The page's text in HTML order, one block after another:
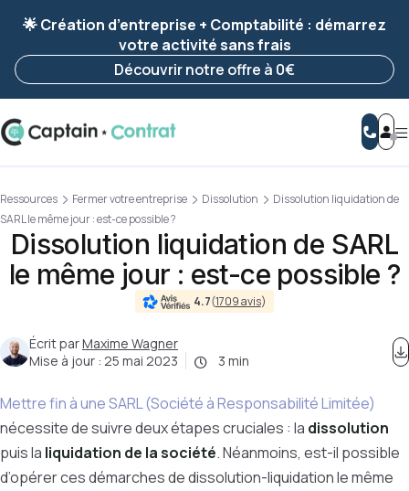
enregistrée 🚀
Reprendre ma démarche
🌟 Création d’entreprise + Comptabilité : démarrez
votre activité sans frais
Découvrir notre offre à 0€
Ressources Fermer votre entreprise Dissolution
Dissolution liquidation de
SARL le même jour : est-ce possible ?
Dissolution liquidation de SARL
le même jour : est-ce possible ?
4.7(1709 avis)
Écrit parMaxime Wagner
Mise à jour : 25 mai 2023 3 min
Mettre fin à une SARL (Société à Responsabilité Limitée)
nécessite de suivre deux étapes cruciales : la dissolution
puis la liquidation de la société. Néanmoins, est-il possible
d’opérer ces démarches de dissolution-liquidation le même